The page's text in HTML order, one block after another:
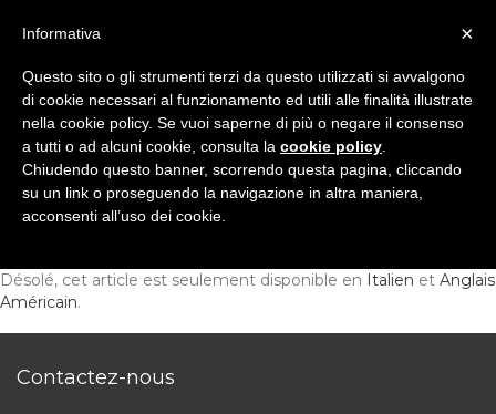
Désolé, cet article est seulement disponible en Italien et Anglais
Américain.
Contactez-nous
×
Informativa
Questo sito o gli strumenti terzi da questo utilizzati si avvalgono
di cookie necessari al funzionamento ed utili alle finalità illustrate
nella cookie policy. Se vuoi saperne di più o negare il consenso
a tutti o ad alcuni cookie, consulta la cookie policy
Chiudendo questo banner, scorrendo questa pagina, cliccando
su un link o proseguendo la navigazione in altra maniera,
acconsenti all’uso dei cookie.